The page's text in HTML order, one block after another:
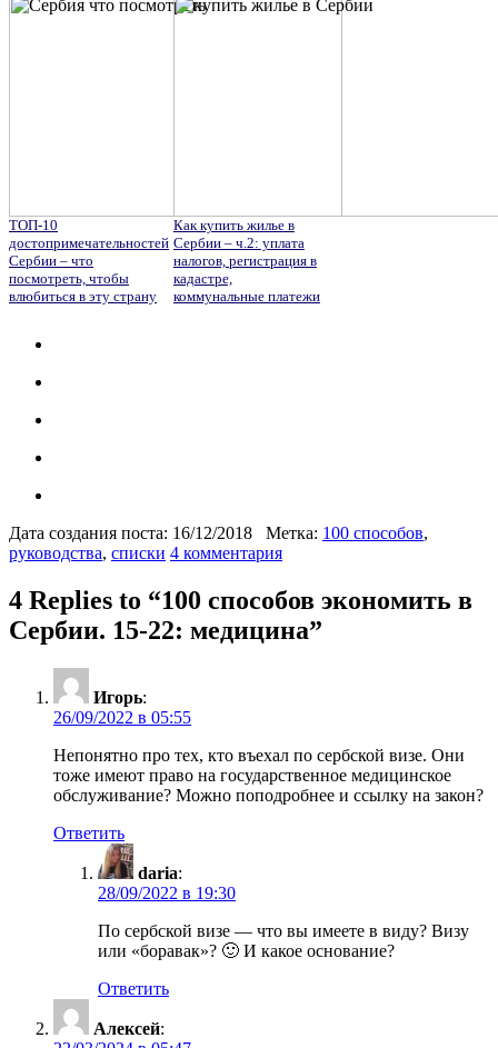
ТОП-10
достопримечательностей
Сербии – что
посмотреть, чтобы
влюбиться в эту страну
Как купить жилье в
Сербии – ч.2: уплата
налогов, регистрация в
кадастре,
коммунальные платежи
Дата создания поста: 16/12/2018 Метка: 100 способов,
руководства, списки 4 комментария
4 Replies to “100 способов экономить в
Сербии. 15-22: медицина”
Игорь:
26/09/2022 в 05:55
Непонятно про тех, кто въехал по сербской визе. Они
тоже имеют право на государственное медицинское
обслуживание? Можно поподробнее и ссылку на закон?
Ответить
daria:
28/09/2022 в 19:30
По сербской визе — что вы имеете в виду? Визу
или «боравак»? 🙂 И какое основание?
Ответить
Алексей: